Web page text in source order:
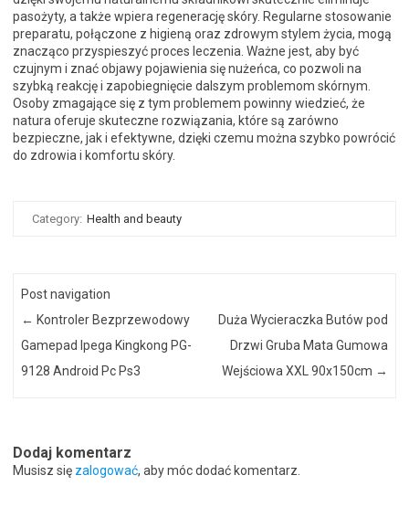
pasożyty, a także wpiera regenerację skóry. Regularne stosowanie
preparatu, połączone z higieną oraz zdrowym stylem życia, mogą
znacząco przyspieszyć proces leczenia. Ważne jest, aby być
czujnym i znać objawy pojawienia się nużeńca, co pozwoli na
szybką reakcję i zapobiegnięcie dalszym problemom skórnym.
Osoby zmagające się z tym problemem powinny wiedzieć, że
natura oferuje skuteczne rozwiązania, które są zarówno
bezpieczne, jak i efektywne, dzięki czemu można szybko powrócić
do zdrowia i komfortu skóry.
Category: Health and beauty
Post navigation
← Kontroler Bezprzewodowy
Gamepad Ipega Kingkong PG-
9128 Android Pc Ps3
Duża Wycieraczka Butów pod
Drzwi Gruba Mata Gumowa
Wejściowa XXL 90x150cm →
Dodaj komentarz
Musisz się zalogować, aby móc dodać komentarz.